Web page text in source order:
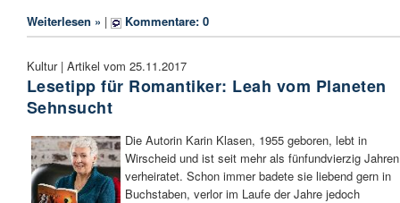
Weiterlesen » | Kommentare: 0
Kultur | Artikel vom 25.11.2017
Lesetipp für Romantiker: Leah vom Planeten
Sehnsucht
Die Autorin Karin Klasen, 1955 geboren, lebt in
Wirscheid und ist seit mehr als fünfundvierzig Jahren
verheiratet. Schon immer badete sie liebend gern in
Buchstaben, verlor im Laufe der Jahre jedoch